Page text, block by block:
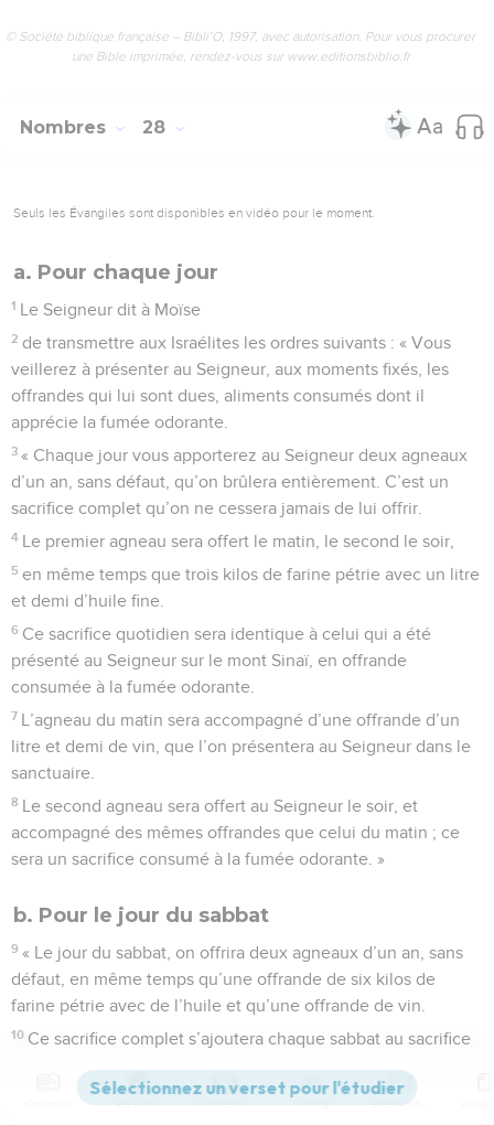
© Société biblique française – Bibli’O, 1997, avec autorisation. Pour vous procurer
une Bible imprimée, rendez-vous sur www.editionsbiblio.fr
Nombres 28
Seuls les Évangiles sont disponibles en vidéo pour le moment.
a. Pour chaque jour
1 Le Seigneur dit à Moïse
2 de transmettre aux Israélites les ordres suivants : « Vous
veillerez à présenter au Seigneur, aux moments fixés, les
offrandes qui lui sont dues, aliments consumés dont il
apprécie la fumée odorante.
3 « Chaque jour vous apporterez au Seigneur deux agneaux
d’un an, sans défaut, qu’on brûlera entièrement. C’est un
sacrifice complet qu’on ne cessera jamais de lui offrir.
4 Le premier agneau sera offert le matin, le second le soir,
5 en même temps que trois kilos de farine pétrie avec un litre
et demi d’huile fine.
6 Ce sacrifice quotidien sera identique à celui qui a été
présenté au Seigneur sur le mont Sinaï, en offrande
consumée à la fumée odorante.
7 L’agneau du matin sera accompagné d’une offrande d’un
litre et demi de vin, que l’on présentera au Seigneur dans le
sanctuaire.
8 Le second agneau sera offert au Seigneur le soir, et
accompagné des mêmes offrandes que celui du matin ; ce
sera un sacrifice consumé à la fumée odorante. »
b. Pour le jour du sabbat
9 « Le jour du sabbat, on offrira deux agneaux d’un an, sans
défaut, en même temps qu’une offrande de six kilos de
farine pétrie avec de l’huile et qu’une offrande de vin.
10 Ce sacrifice complet s’ajoutera chaque sabbat au sacrifice
Versions Commentaires Strong